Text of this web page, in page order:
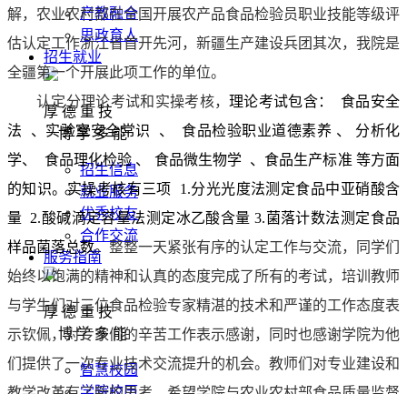
产教融合
思政育人
招生就业
厚 德 重 技
博 学 多 能
招生信息
就业服务
优秀校友
合作交流
服务指南
厚 德 重 技
博 学 多 能
智慧校园
解，农业农村部在全国开展农产品食品检验员职业技能等级评
估认定工作浙江省首开先河，新疆生产建设兵团其次，我院是
全疆第一个开展此项工作的单位。
认定分理论考试和实操考核，理论考试包含：
食品安全
法
、实验室安全常识 、 食品检验职业道德素养 、
分析化
学、
食品理化检验 、 食品微生物学 、食品生产标准 等方面
的知识。实操考核有三项
1.分光光度法测定食品中亚硝酸含
量 2.酸碱滴定容量法测定冰乙酸含量 3.菌落计数法测定食品
样品菌落总数。整整一天紧张有序的认定工作与交流，同学们
始终以饱满的精神和认真的态度完成了所有的考试，培训教师
与学生们对三位食品检验专家精湛的技术和严谨的工作态度表
示钦佩，对专家们的辛苦工作表示感谢，同时也感谢学院为他
们提供了一次专业技术交流提升的机会。教师们对专业建设和